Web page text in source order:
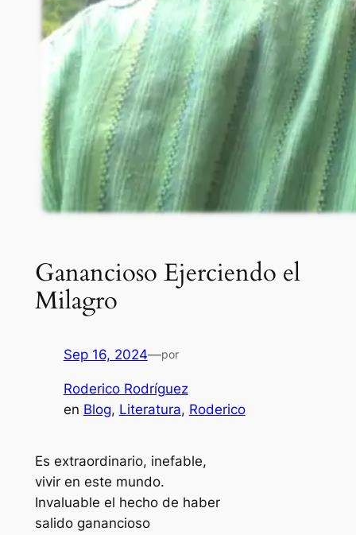
Ganancioso Ejerciendo el
Milagro
Sep 16, 2024—por
Roderico Rodríguez
en Blog, Literatura, Roderico
Es extraordinario, inefable,
vivir en este mundo.
Invaluable el hecho de haber
salido ganancioso